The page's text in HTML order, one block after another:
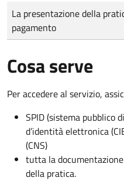
Tipo di pagamento
Importo
La presentazione della
pagamento
Cosa serve
Per accedere al servizio,
SPID (sistema pubblico
d’identità elettronica
(CNS)
tutta la
della pratica.